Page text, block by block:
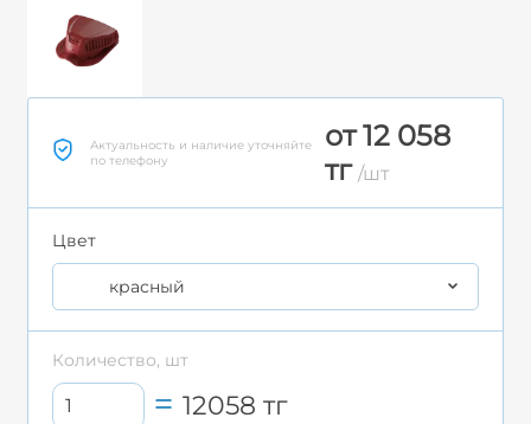
Актуальность и наличие уточняйте
по телефону
от 12 058
тг /шт
Цвет
красный
Количество, шт
12058тг